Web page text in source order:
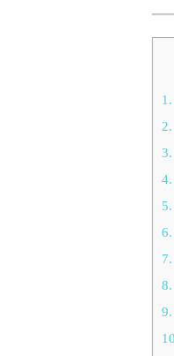
1.
2.
3.
4.
5.
6.
7.
8.
9.